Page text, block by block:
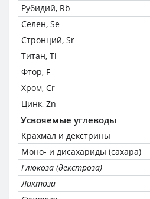
Рубидий, Rb
Селен, Se
Стронций, Sr
Титан, Ti
Фтор, F
Хром, Cr
Цинк, Zn
Усвояемые углеводы
Крахмал и декстрины
Моно- и дисахариды (сахара)
Глюкоза (декстроза)
Лактоза